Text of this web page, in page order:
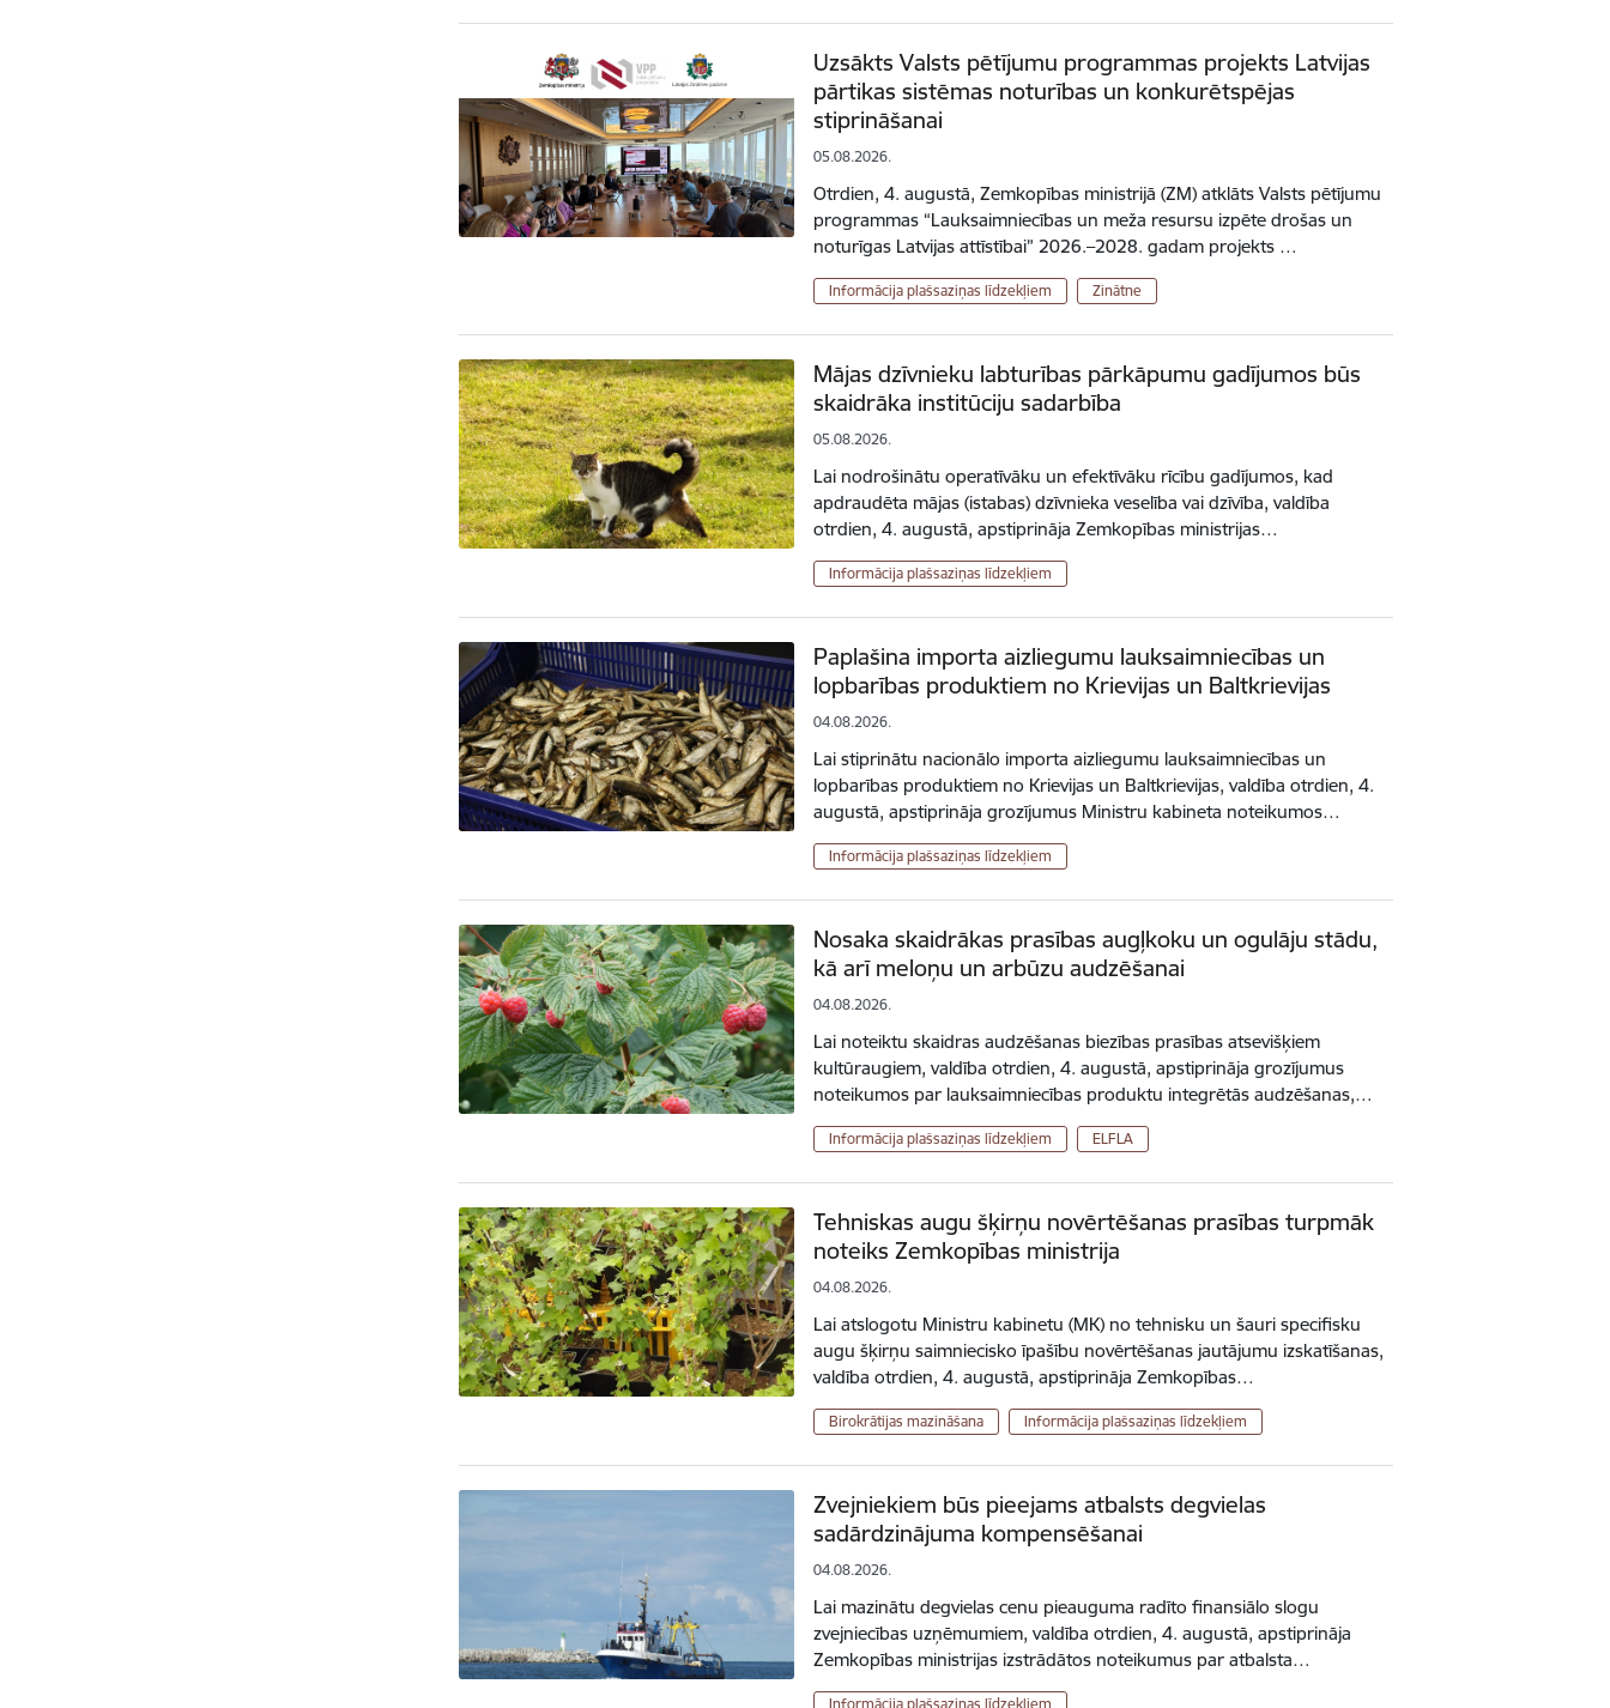
Uzsākts Valsts pētījumu programmas projekts Latvijas
pārtikas sistēmas noturības un konkurētspējas
stiprināšanai
05.08.2026.
Otrdien, 4. augustā, Zemkopības ministrijā (ZM) atklāts Valsts pētījumu
programmas “Lauksaimniecības un meža resursu izpēte drošas un
noturīgas Latvijas attīstībai” 2026.–2028. gadam projekts …
Informācija plašsaziņas līdzekļiem Zinātne
Mājas dzīvnieku labturības pārkāpumu gadījumos būs
skaidrāka institūciju sadarbība
05.08.2026.
Lai nodrošinātu operatīvāku un efektīvāku rīcību gadījumos, kad
apdraudēta mājas (istabas) dzīvnieka veselība vai dzīvība, valdība
otrdien, 4. augustā, apstiprināja Zemkopības ministrijas…
Informācija plašsaziņas līdzekļiem
Paplašina importa aizliegumu lauksaimniecības un
lopbarības produktiem no Krievijas un Baltkrievijas
04.08.2026.
Lai stiprinātu nacionālo importa aizliegumu lauksaimniecības un
lopbarības produktiem no Krievijas un Baltkrievijas, valdība otrdien, 4.
augustā, apstiprināja grozījumus Ministru kabineta noteikumos…
Informācija plašsaziņas līdzekļiem
Nosaka skaidrākas prasības augļkoku un ogulāju stādu,
kā arī meloņu un arbūzu audzēšanai
04.08.2026.
Lai noteiktu skaidras audzēšanas biezības prasības atsevišķiem
kultūraugiem, valdība otrdien, 4. augustā, apstiprināja grozījumus
noteikumos par lauksaimniecības produktu integrētās audzēšanas,…
Informācija plašsaziņas līdzekļiem ELFLA
Tehniskas augu šķirņu novērtēšanas prasības turpmāk
noteiks Zemkopības ministrija
04.08.2026.
Lai atslogotu Ministru kabinetu (MK) no tehnisku un šauri specifisku
augu šķirņu saimniecisko īpašību novērtēšanas jautājumu izskatīšanas,
valdība otrdien, 4. augustā, apstiprināja Zemkopības…
Birokrātijas mazināšana Informācija plašsaziņas līdzekļiem
Zvejniekiem būs pieejams atbalsts degvielas
sadārdzinājuma kompensēšanai
04.08.2026.
Lai mazinātu degvielas cenu pieauguma radīto finansiālo slogu
zvejniecības uzņēmumiem, valdība otrdien, 4. augustā, apstiprināja
Zemkopības ministrijas izstrādātos noteikumus par atbalsta…
Informācija plašsaziņas līdzekļiem